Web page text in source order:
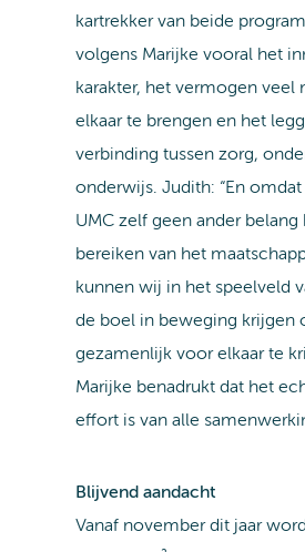
kartrekker van beide
volgens Marijke vooral het
karakter, het vermogen veel
elkaar te brengen en het
verbinding tussen zorg,
onderwijs. Judith: “En
UMC zelf geen ander belang
bereiken van het
kunnen wij in het speelveld
de boel in beweging krijgen
gezamenlijk voor elkaar te
Marijke benadrukt dat het
effort is van alle
Blijvend aandacht
Vanaf november dit jaar